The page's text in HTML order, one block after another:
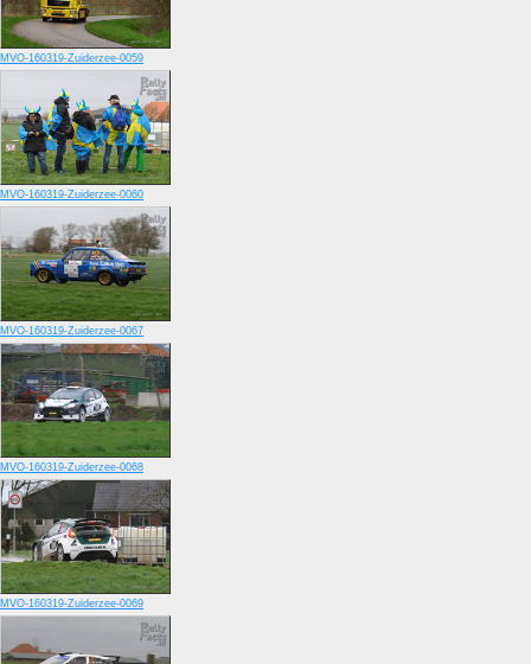
MVO-160319-Zuiderzee-0059
MVO-160319-Zuiderzee-0060
MVO-160319-Zuiderzee-0067
MVO-160319-Zuiderzee-0068
MVO-160319-Zuiderzee-0069